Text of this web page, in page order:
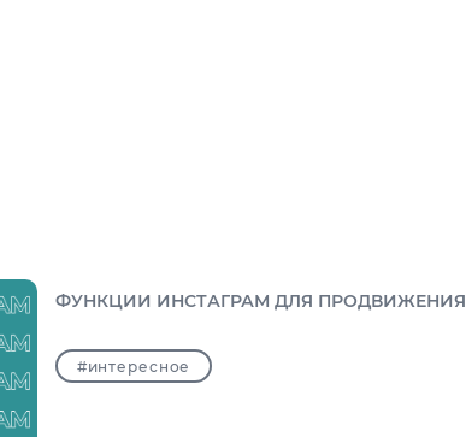
ФУНКЦИИ ИНСТАГРАМ ДЛЯ ПРОДВИЖЕНИЯ
#интересное